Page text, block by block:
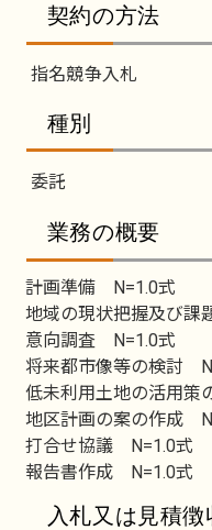
契約の方法
指名競争入札
種別
委託
業務の概要
計画準備 N=1.0式
地域の現状把握及び
意向調査 N=1.0式
将来都市像等の検討
低未利用土地の活用
地区計画の案の作成
打合せ協議 N=1.0式
報告書作成 N=1.0式
入札又は見積徴